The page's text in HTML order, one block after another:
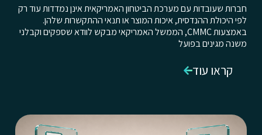
חברות שעובדות עם מערכת הביטחון האמריקאית אינן נמדדות עוד רק
לפי היכולת ההנדסית, איכות המוצר או תנאי ההתקשרות שלהן.
באמצעות CMMC, הממשל האמריקאי מבקש לוודא שספקים וקבלני
משנה מגינים בפועל
קראו עוד